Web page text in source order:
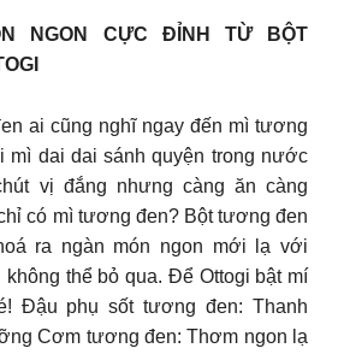
NGON CỰC ĐỈNH TỪ BỘT
ai cũng nghĩ ngay đến mì tương
dai dai sánh quyện trong nước
vị đắng nhưng càng ăn càng
có mì tương đen? Bột tương đen
ra ngàn món ngon mới lạ với
thể bỏ qua. Để Ottogi bật mí
Đậu phụ sốt tương đen: Thanh
Cơm tương đen: Thơm ngon lạ